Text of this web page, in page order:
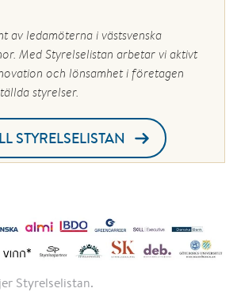
av ledamöterna i västsvenska
Med Styrelselistan arbetar vi aktivt
och lönsamhet i företagen
styrelser.
STYRELSELISTAN
Styrelselistan.